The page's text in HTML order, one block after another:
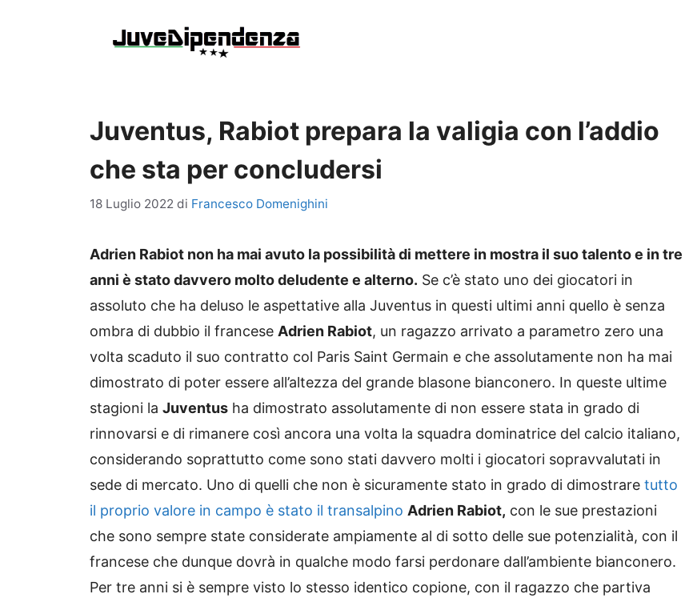
Juventus, Rabiot prepara la valigia con l’addio
che sta per concludersi
18 Luglio 2022 di Francesco Domenighini
Adrien Rabiot non ha mai avuto la possibilità di mettere in mostra il suo talento e in tre
anni è stato davvero molto deludente e alterno. Se c’è stato uno dei giocatori in
assoluto che ha deluso le aspettative alla Juventus in questi ultimi anni quello è senza
ombra di dubbio il francese Adrien Rabiot, un ragazzo arrivato a parametro zero una
volta scaduto il suo contratto col Paris Saint Germain e che assolutamente non ha mai
dimostrato di poter essere all’altezza del grande blasone bianconero. In queste ultime
stagioni la Juventus ha dimostrato assolutamente di non essere stata in grado di
rinnovarsi e di rimanere così ancora una volta la squadra dominatrice del calcio italiano,
considerando soprattutto come sono stati davvero molti i giocatori sopravvalutati in
sede di mercato. Uno di quelli che non è sicuramente stato in grado di dimostrare tutto
il proprio valore in campo è stato il transalpino Adrien Rabiot, con le sue prestazioni
che sono sempre state considerate ampiamente al di sotto delle sue potenzialità, con il
francese che dunque dovrà in qualche modo farsi perdonare dall’ambiente bianconero.
Per tre anni si è sempre visto lo stesso identico copione, con il ragazzo che partiva